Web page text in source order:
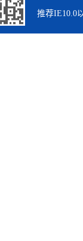
推荐IE10.0